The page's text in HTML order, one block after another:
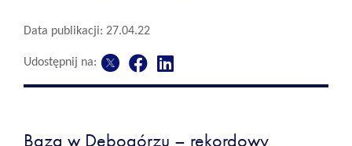
Data publikacji: 27.04.22
Udostępnij na:
Baza w Dębogórzu – rekordowy